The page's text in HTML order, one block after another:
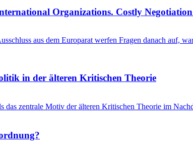
Organizations. Costly
aus dem Europarat werfen Fragen danach auf,
in der älteren Kritischen Theorie
zentrale Motiv der älteren Kritischen Theorie im